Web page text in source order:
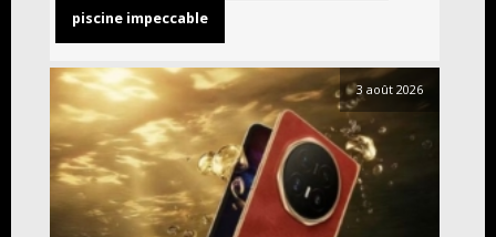
piscine impeccable
3 août 2026